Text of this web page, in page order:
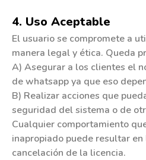
4. Uso Aceptable
El usuario se compromete a
manera legal y ética. Queda
A) Asegurar a los clientes el
de whatsapp ya que eso
B) Realizar acciones que
seguridad del sistema o de
Cualquier comportamiento
inapropiado puede resultar en
cancelación de la licencia.